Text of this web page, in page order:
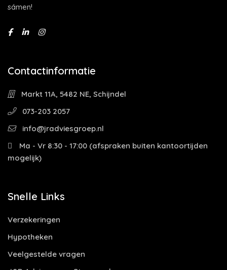
sámen!
Contactinformatie
Markt 11A, 5482 NE, Schijndel
073-203 2057
info@jradviesgroep.nl
Ma - Vr 8:30 - 17:00 (afspraken buiten kantoortijden
mogelijk)
Snelle Links
Verzekeringen
Hypotheken
Veelgestelde vragen